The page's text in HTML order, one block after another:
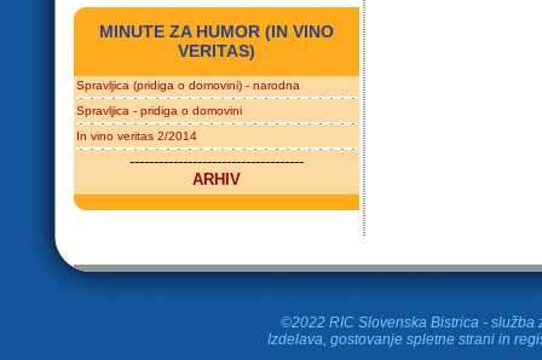
MINUTE ZA HUMOR (IN VINO
VERITAS)
Spravljica (pridiga o domovini) - narodna
Spravljica - pridiga o domovini
In vino veritas 2/2014
------------------------------------
ARHIV
©2022 RIC Slovenska Bistrica - služba
Izdelava, gostovanje spletne strani in